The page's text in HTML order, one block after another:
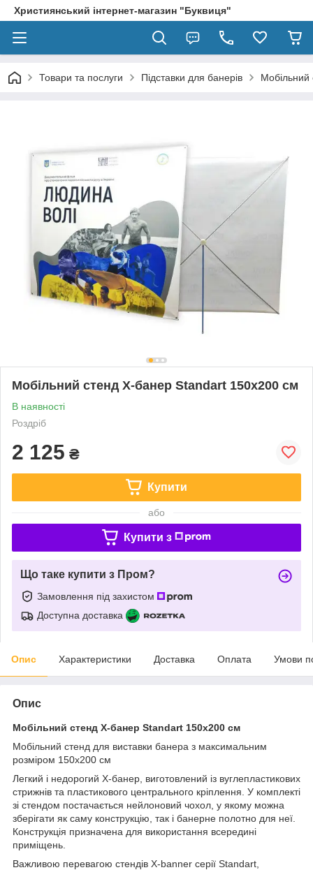
Християнський інтернет-магазин "Буквиця"
Товари та послуги Підставки для банерів
Мобільний стенд X-банер Standart 150х200 см
В наявності
Роздріб
2 125 ₴
Купити
або
Купити з
Що таке купити з Пром?
Замовлення під захистом
Доступна доставка
Опис Характеристики Доставка Оплата Умови
Опис
Мобільний стенд X-банер Standart 150х200 см
Мобільний стенд для виставки банера з максимальним
розміром 150х200 см
Легкий і недорогий X-банер, виготовлений із вуглепластикових
стрижнів та пластикового центрального кріплення. У комплекті
зі стендом постачається нейлоновий чохол, у якому можна
зберігати як саму конструкцію, так і банерне полотно для неї.
Конструкція призначена для використання всередині
приміщень.
Важливою перевагою стендів X-banner серії Standart,